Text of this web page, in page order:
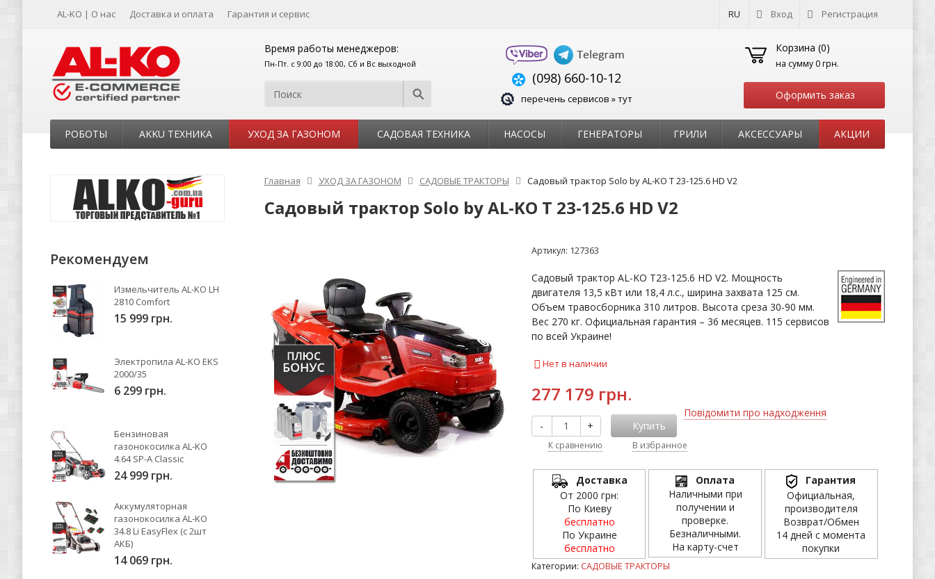
AL-KO | О нас Доставка и оплата Гарантия и сервис RU Вход Регистрация
Время работы менеджеров:
Пн-Пт. с 9:00 до 18:00, Сб и Вс выходной
(098) 660-10-12
перечень сервисов » тут
Корзина (0)
на сумму 0 грн.
Оформить заказ
РОБОТЫ AKKU ТЕХНИКА УХОД ЗА ГАЗОНОМ САДОВАЯ ТЕХНИКА НАСОСЫ ГЕНЕРАТОРЫ ГРИЛИ АКСЕССУАРЫ АКЦИИ
Главная УХОД ЗА ГАЗОНОМ САДОВЫЕ ТРАКТОРЫ Садовый трактор Solo by AL-KO T 23-125.6 HD V2
Садовый трактор Solo by AL-KO T 23-125.6 HD V2
Артикул: 127363
Садовый трактор AL-KO T23-125.6 HD V2. Мощность
двигателя 13,5 кВт или 18,4 л.с., ширина захвата 125 см.
Объем травосборника 310 литров. Высота среза 30-90 мм.
Вес 270 кг. Официальная гарантия – 36 месяцев. 115 сервисов
по всей Украине!
Нет в наличии
277 179 грн.
- + Купить
Повідомити про надходження
К сравнению В избранное
Доставка
От 2000 грн:
По Киеву
бесплатно
По Украине
бесплатно
Оплата
Наличными при
получении и
проверке.
Безналичными.
На карту-счет
Гарантия
Официальная,
производителя
Возврат/Обмен
14 дней с момента
покупки
Категории: САДОВЫЕ ТРАКТОРЫ
Рекомендуем
Измельчитель AL-KO LH
2810 Comfort
15 999 грн.
Электропила AL-KO EKS
2000/35
6 299 грн.
Бензиновая
газонокосилка AL-KO
4.64 SP-A Classic
24 999 грн.
Аккумуляторная
газонокосилка AL-KO
34.8 Li EasyFlex (с 2шт
АКБ)
14 069 грн.